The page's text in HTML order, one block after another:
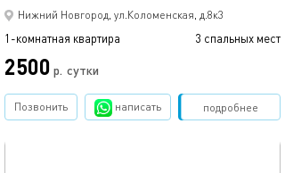
Нижний Новгород, ул.Коломенская, д.8к3
1-комнатная квартира 3 спальных мест
2500 р. сутки
подробнее
Позвонить написать Забронировать